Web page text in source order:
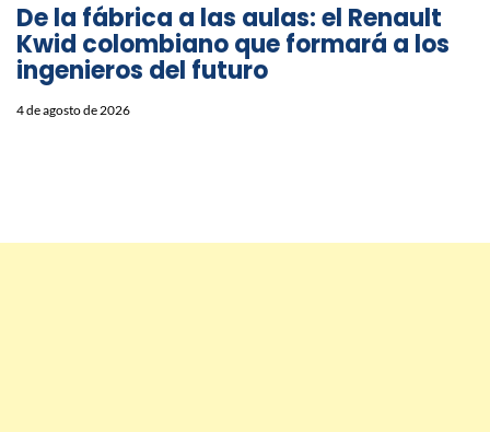
De la fábrica a las aulas: el Renault
Kwid colombiano que formará a los
ingenieros del futuro
4 de agosto de 2026